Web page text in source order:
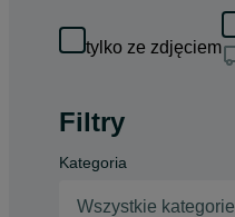
tylko ze zdjęciem
Filtry
Kategoria
Wszystkie kategorie